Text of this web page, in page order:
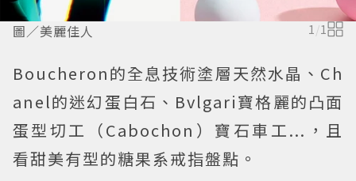
圖／美麗佳人 1 /1
Boucheron的全息技術塗層天然水晶、Ch
anel的迷幻蛋白石、Bvlgari寶格麗的凸面
蛋型切工（Cabochon）寶石車工...，且
看甜美有型的糖果系戒指盤點。